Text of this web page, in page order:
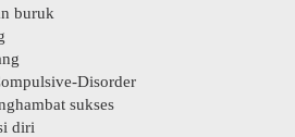
buruk
Disorder
sukses
diri